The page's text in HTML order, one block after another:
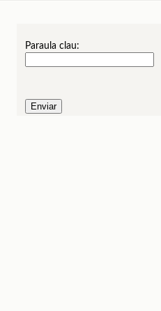
Paraula clau: